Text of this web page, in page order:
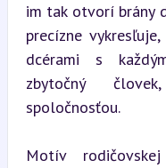
im tak otvorí brány
precízne
dcérami s
zbytočný
spoločnosťou.
Motív